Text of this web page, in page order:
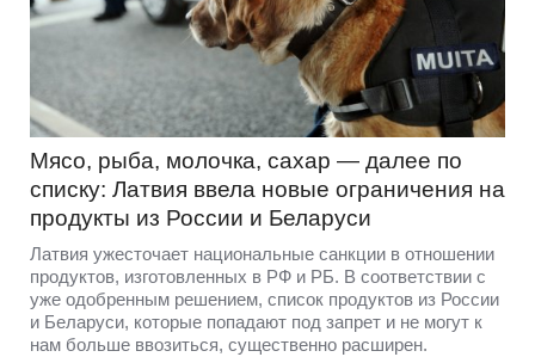
Мясо, рыба, молочка, сахар — далее по
списку: Латвия ввела новые ограничения на
продукты из России и Беларуси
Латвия ужесточает национальные санкции в отношении
продуктов, изготовленных в РФ и РБ. В соответствии с
уже одобренным решением, список продуктов из России
и Беларуси, которые попадают под запрет и не могут к
нам больше ввозиться, существенно расширен.